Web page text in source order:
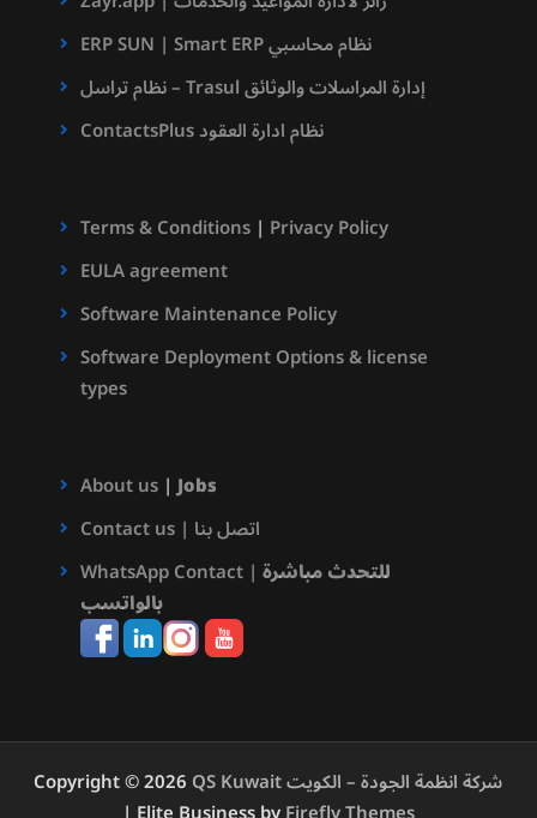
ERP SUN | Smart ERP نظام محاسبي
نظام تراسل – Trasul إدارة المراسلات والوثائق
ContactsPlus نظام ادارة العقود
Terms & Conditions| Privacy Policy
EULA agreement
Software Maintenance Policy
Software Deployment Options & license
types
About us|Jobs
Contact us | اتصل بنا
WhatsApp Contact | للتحدث مباشرة
بالواتسب
Copyright © 2026
QS Kuwait شركة انظمة الجودة – الكويت